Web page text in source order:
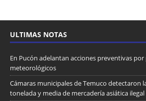
ULTIMAS NOTAS
En Pucón adelantan acciones preventivas
meteorológicos
Cámaras municipales de Temuco detectaron
tonelada y media de mercadería asiática ilegal